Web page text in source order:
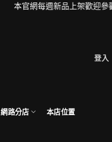
官網每週新品上架歡迎參
登入
網路分店 本店位置